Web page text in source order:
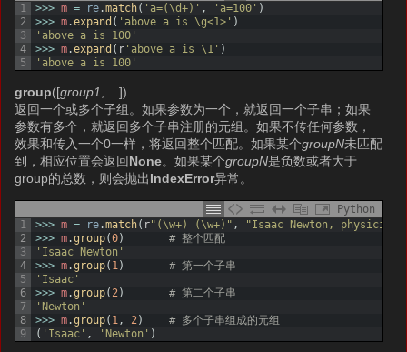
1
2
3
4
5
>>> m = re.match( 'a=(\d+)' , 'a=100' )
>>> m.expand ( 'above a is \g<1>' )
'above a is 100'
>>> m.expand ( r 'above a is \1' )
'above a is 100'
group([group1 ...])
返回一个或多个子组。如果参数为一个，就返回一个子串；如果
参数有多个，就返回多个子串注册的元组。如果不传任何参数，
效果和传入一个0一样，将返回整个匹配。如果某个groupN未匹配
到，相应位置会返回None。如果某个groupN是负数或者大于
group的总数，则会抛出IndexError异常。
Python
1
2
3
4
5
6
7
8
9
>>> m = re.match( r"(\w+) (\w+)" , "Isaac Newton, physicist"
>>> m.group(0)
# 整个匹配
'Isaac Newton'
>>> m.group( 1 )
# 第一个子串
'Isaac'
>>> m.group( 2 )
# 第二个子串
'Newton'
>>> m.group( 1 , 2 )
# 多个子串组成的元组
( 'Isaac' , 'Newton' )